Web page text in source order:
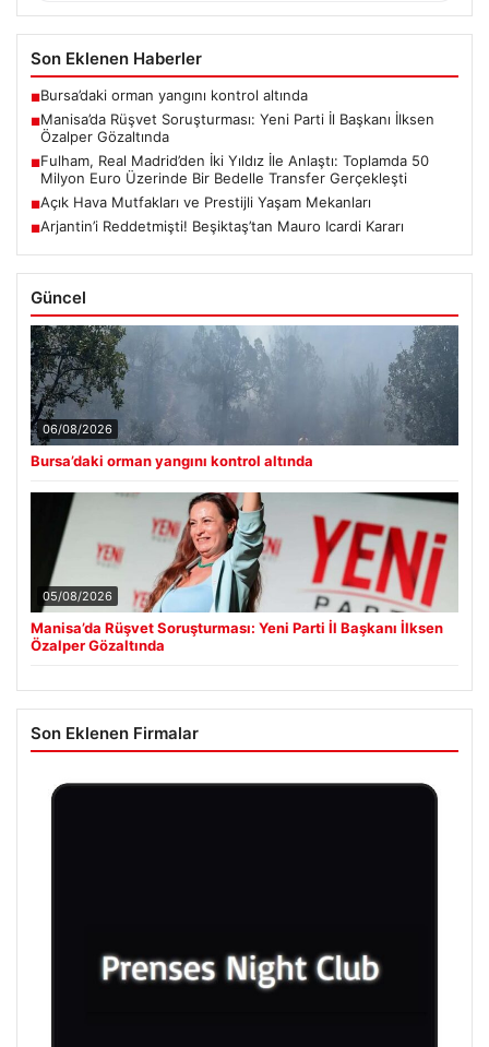
Son Eklenen Haberler
■Bursa’daki orman yangını kontrol altında
■Manisa’da Rüşvet Soruşturması: Yeni Parti İl Başkanı İlksen
Özalper Gözaltında
■Fulham, Real Madrid’den İki Yıldız İle Anlaştı: Toplamda 50
Milyon Euro Üzerinde Bir Bedelle Transfer Gerçekleşti
■Açık Hava Mutfakları ve Prestijli Yaşam Mekanları
■Arjantin’i Reddetmişti! Beşiktaş’tan Mauro Icardi Kararı
Güncel
06/08/2026
Bursa’daki orman yangını kontrol altında
05/08/2026
Manisa’da Rüşvet Soruşturması: Yeni Parti İl Başkanı İlksen
Özalper Gözaltında
Son Eklenen Firmalar